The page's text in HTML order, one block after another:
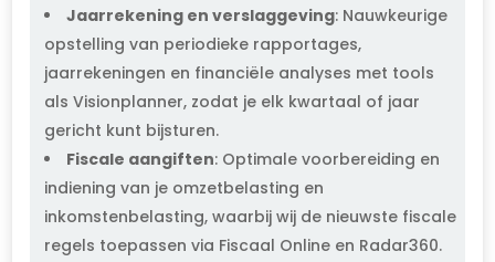
Jaarrekening en verslaggeving: Nauwkeurige
opstelling van periodieke rapportages,
jaarrekeningen en financiële analyses met tools
als Visionplanner, zodat je elk kwartaal of jaar
gericht kunt bijsturen.
Fiscale aangiften: Optimale voorbereiding en
indiening van je omzetbelasting en
inkomstenbelasting, waarbij wij de nieuwste fiscale
regels toepassen via Fiscaal Online en Radar360.